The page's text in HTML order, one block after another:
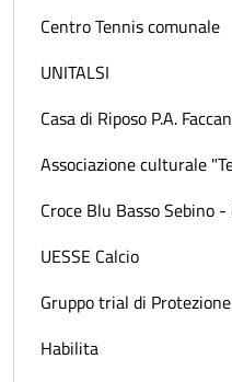
Centro Tennis comunale
UNITALSI
Casa di Riposo P.A.
Associazione culturale
Croce Blu Basso Sebino -
UESSE Calcio
Gruppo trial di
Habilita